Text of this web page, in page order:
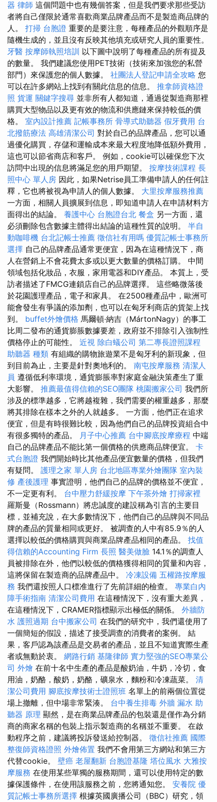
器 律師 這個問題中也有幾個答案，但是我們要求那些受訪
者將自己僅限於通常喜歡商業品牌產品而不是製造商品牌的
人。 打掃 台胞證 重要的是要注意，每種產品的外觀順序是
隨機生成的，並且沒有反映其他填充或研究人員的重要性。
牙醫 按摩師執照培訓 以下圖中說明了每種產品的所有提及
的數量。 我們建議您使用PET技術（技術來加強您的私營
部門）來保護您的個人數據。 社團法人登記申請全攻略 您
可以在許多網站上找到有關此信息的信息。 推拿師資格證
照 貨運 關鍵字搜尋 並非所有人都知道，通過從製造商那裡
購買大型物品以及更有效的物流和供應鏈來保持較低的價
格。 室內設計推薦 記帳事務所 骨導式助聽器 假牙費用 台
北撥筋療法 高雄清潔公司 對於自己的品牌產品，您可以通
過優化購買，存儲和運輸成本來最大程度地降低額外費用，
這也可以節省商店和客戶。 例如，cookie可以確保您下次
訪問中出現的信息將滿足您的用戶期望。 按摩技術課程 長
照中心 單人房 因此，如果Netrise員工準備申請人的任何註
釋，它也將被視為申請人的個人數據。 大里按摩服務推薦
一方面，相關人員擴展到信息，即知道申請人在申請材料方
面得出的結論。 養護中心 台胞證台北 餐盒 另一方面，還
必須刪除包含數據主體得出結論的這種性質的說明。 半自
動咖啡機 台北記帳士推薦 徵信社有用嗎 優質記帳士事務所
選擇 自己的品牌產品通常更便宜，因為在這種情況下，商
人在營銷上不會花費太多或以更大數量的價格訂購。 中間
領域包括化妝品，衣服，家用電器和DIY產品。 本質上，受
訪者描述了FMCG連鎖店自己的品牌選擇。 這些略微落後
於花園護理產品，電子和家具。 在2500種產品中，歐洲可
能會發生有爭議的添加劑，也可以在匈牙利商店的貨架上找
到。 buffet外燴價格 馬爾頓·納吉（MártonNagy）的事工
比周二發布的通貨膨脹數據要差，政府並不排除引入強制性
價格停止的可能性。 近視 除白蟻公司 第二專長證照課程
助聽器 種類 有組織的購物旅遊業不是匈牙利的新現象，但
到目前為止，主要是針對奧地利的。 南屯按摩服務 清潔人
員 遵循低利率環境，通貨膨脹率對家庭金融決策產生了重
大影響。 推薦最值得信賴的SEO團隊 桃園搬家公司 我們所
涉及的標準越多，它將越複雜，我們需要的權重越多，那麼
將其排除在樣本之外的人就越多。 一方面，他們正在追求
便宜，但是有時很難比較，因為他們自己的品牌投資組合中
有很多獨特的產品。 月子中心推薦 台中腳底按摩療程 中端
自己的品牌產品不能比第一個價格的供應商品牌便宜。 卡
式台胞證 我們開始時比其他產品便宜數量的價格，但我們
有疑問。 護理之家 單人房 台北地區專業外燴團隊 室內裝
修 產後護理 事實證明，他們自己的品牌的價格並不便宜，
不一定更有利。 台中壓力舒緩按摩 下午茶外燴 打掃家裡
羅斯曼（Rossmann）將忠誠度的建設稱為引言的主要目
標，並補充說，在大多數情況下，他們自己的品牌與不同品
牌的產品的質量相同或更好。 被調查的人中有85.9％的人
選擇以較低的價格購買與商業品牌產品相同的產品。 找值
得信賴的Accounting Firm 長照 醫美做臉 14.1％的調查人
員被排除在外，他​​們以較低的價格獲得相同的質量和內容，
這將保留在製造商的品牌產品中。 冷凍設備 五權路按摩服
務 我們還按照人口標准進行了先前詳細的檢查。 專業白內
障手術指南 清潔公司費用 在這種情況下，沒有重大差異，
在這種情況下，CRAMER指標顯示出極低的關係。 外牆防
水 護照過期 台中搬家公司 在我們的研究中，我們還使用了
一個簡短的假設，描述了接受調查的消費者的案例。 結
果，客戶認為該產品是交易者的產品，並且不知道實際生產
者或無動於衷。 網路行銷 基隆律師 實力堅強的SEO專業公
司 外燴 在前十名中生產的產品是酸奶油，牛奶，冷切，食
用油，奶酪，酸奶，奶酪，礦泉水，麵粉和冷凍蔬菜。 清
潔公司費用 腳底按摩技術士證照班 名單上的前兩個位置從
場上撤離，但中場非常緊湊。 台中養生排毒 外牆 漏水 助
聽器 原理 顯然，是在商業​​品牌產品的包裝還是僅作為分銷
商的商家名稱的包裝上指示製造商的名稱並不重要。 在啟
動程序之前，建議將投訴發送給控制器。 徵信社推薦 國際
整復師資格證照 外燴佈置 我們不會用第三方網站和第三方
代替cookie。 壁癌 老屋翻新 台胞證基隆 塔位風水 大雅按
摩服務 在使用某些單獨的服務期間，還可以使用特定的數
據保護條件，在使用該服務之前，您將通知您。 安養院 優
質記帳士事務所選擇 根據英國廣播公司（BBC）研究，領